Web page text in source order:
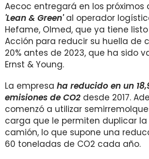
Aecoc entregará en los próximos
'Lean & Green'al operador
Hefame, Olmed, que ya tiene
Acción para reducir su huella de
20% antes de 2023, que ha sido
Ernst & Young.
La empresa ha reducido en un
emisiones de CO2 desde 2017.
comenzó a utilizar
carga que le permiten duplicar
camión, lo que supone una
60 toneladas de CO2 cada año.